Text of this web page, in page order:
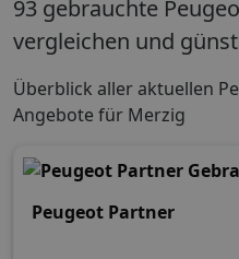
93 gebrauchte
vergleichen und
Überblick aller aktuellen
Angebote für Merzig
Peugeot Partner